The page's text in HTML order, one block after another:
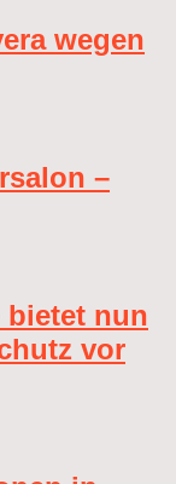
wegen
–
bietet nun
vor